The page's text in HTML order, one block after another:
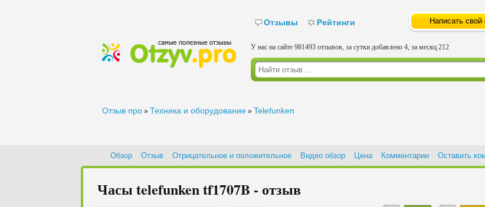
Отзывы Рейтинги Написать свой
У нас на сайте 981493 отзывов, за сутки добавлено 4, за месяц 212
Отзыв про » Техника и оборудование » Telefunken
Обзор Отзыв Отрицательное и положительное Видео обзор Цена Комментарии Оставить
Часы telefunken tf1707B - отзыв